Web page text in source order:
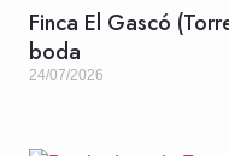
Finca El Gascó
boda
24/07/2026